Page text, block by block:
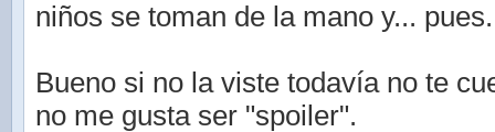
niños se toman de la mano y...
Bueno si no la viste todavía no te
no me gusta ser "spoiler".